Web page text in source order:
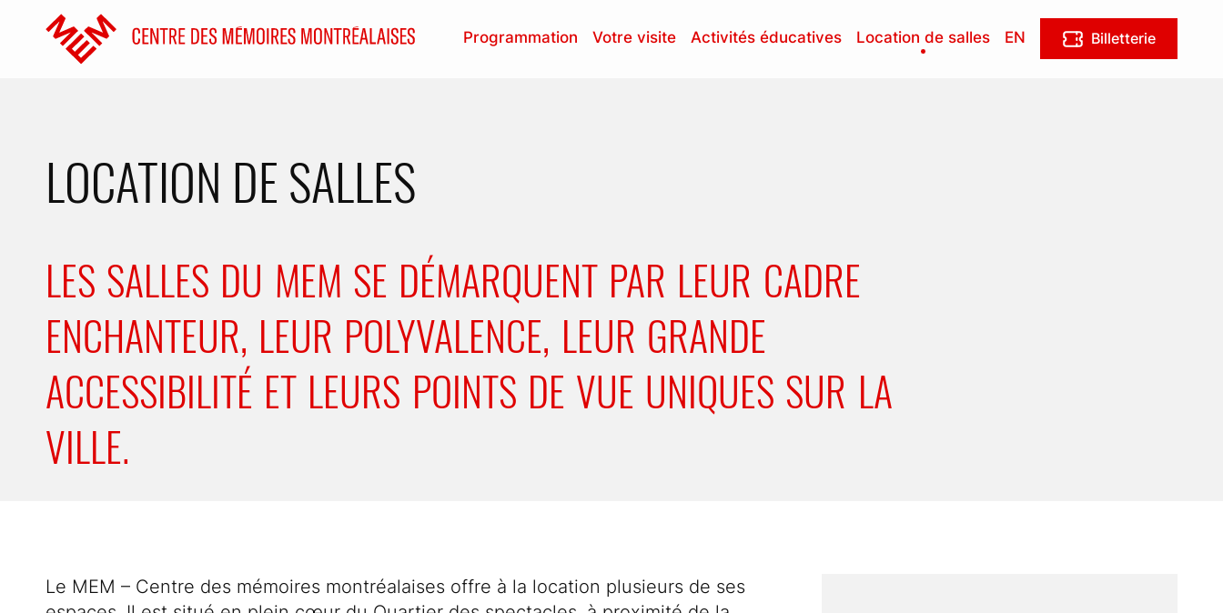
Accéder au contenu
Accueil
Programmation Votre visite Activités éducatives Location de salles EN Billetterie
LOCATION DE SALLES
LES SALLES DU MEM SE DÉMARQUENT PAR LEUR CADRE
ENCHANTEUR, LEUR POLYVALENCE, LEUR GRANDE
ACCESSIBILITÉ ET LEURS POINTS DE VUE UNIQUES SUR LA
VILLE.
Description de la page
Le MEM – Centre des mémoires montréalaises offre à la location plusieurs de ses